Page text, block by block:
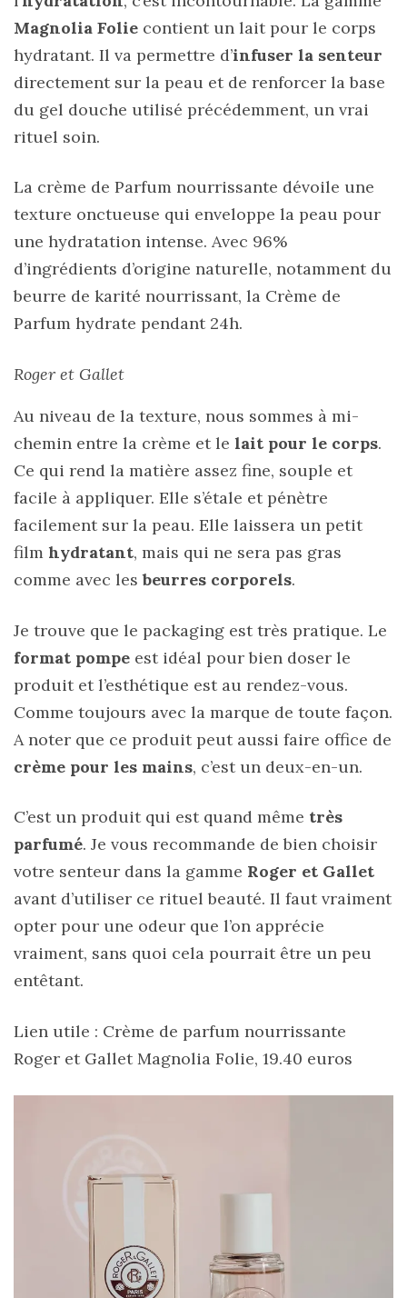
Magnolia Folie contient un lait pour le corps
hydratant. Il va permettre d’infuser la senteur
directement sur la peau et de renforcer la base
du gel douche utilisé précédemment, un vrai
rituel soin.
La crème de Parfum nourrissante dévoile une
texture onctueuse qui enveloppe la peau pour
une hydratation intense. Avec 96%
d’ingrédients d’origine naturelle, notamment du
beurre de karité nourrissant, la Crème de
Parfum hydrate pendant 24h.
Roger et Gallet
Au niveau de la texture, nous sommes à mi-
chemin entre la crème et le lait pour le corps.
Ce qui rend la matière assez fine, souple et
facile à appliquer. Elle s’étale et pénètre
facilement sur la peau. Elle laissera un petit
film hydratant, mais qui ne sera pas gras
comme avec les beurres corporels.
Je trouve que le packaging est très pratique. Le
format pompe est idéal pour bien doser le
produit et l’esthétique est au rendez-vous.
Comme toujours avec la marque de toute façon.
A noter que ce produit peut aussi faire office de
crème pour les mains, c’est un deux-en-un.
C’est un produit qui est quand même très
parfumé. Je vous recommande de bien choisir
votre senteur dans la gamme Roger et Gallet
avant d’utiliser ce rituel beauté. Il faut vraiment
opter pour une odeur que l’on apprécie
vraiment, sans quoi cela pourrait être un peu
entêtant.
Lien utile : Crème de parfum nourrissante
Roger et GalletMagnolia Folie, 19.40 euros